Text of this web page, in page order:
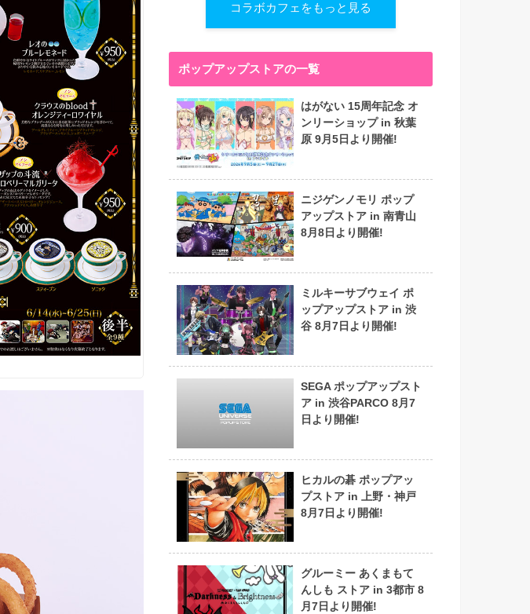
コラボカフェをもっと見る
ポップアップストアの一覧
はがない 15周年記念 オ
ンリーショップ in 秋葉
原 9月5日より開催!
ニジゲンノモリ ポップ
アップストア in 南青山
8月8日より開催!
ミルキーサブウェイ ポ
ップアップストア in 渋
谷 8月7日より開催!
SEGA ポップアップスト
ア in 渋谷PARCO 8月7
日より開催!
ヒカルの碁 ポップアッ
プストア in 上野・神戸
8月7日より開催!
グルーミー あくまもて
んしも ストア in 3都市 8
月7日より開催!